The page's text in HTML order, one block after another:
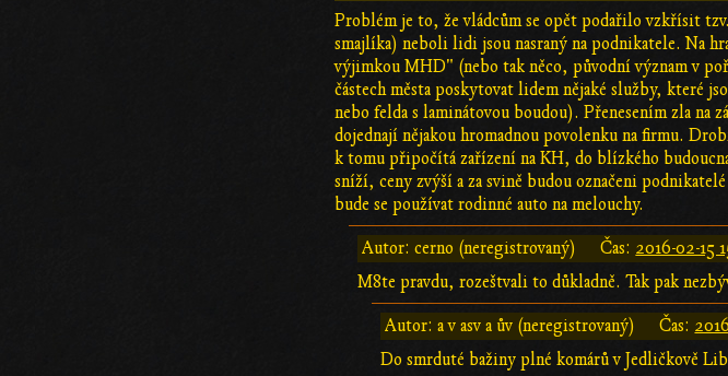
Problém je to, že vládcům se opět podařilo vzkřísit
smajlíka) neboli lidi jsou nasraný na podnikatele. Na
výjimkou MHD" (nebo tak něco, původní význam v
částech města poskytovat lidem nějaké služby, které
nebo felda s laminátovou boudou). Přenesením zla na
dojednají nějakou hromadnou povolenku na firmu.
k tomu připočítá zařízení na KH, do blízkého
sníží, ceny zvýší a za svině budou označeni
bude se používat rodinné auto na melouchy.
Autor: cerno (neregistrovaný) Čas: 2016-02-15
M8te pravdu, rozeštvali to důkladně. Tak pak
Autor: a v asv a ův (neregistrovaný) Čas:
Do smrduté bažiny plné komárů v Jedličkově